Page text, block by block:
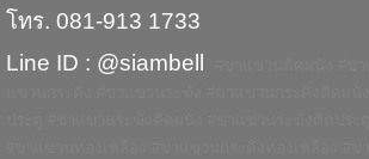
โทร. 081-913 1733
Line ID : @siambell